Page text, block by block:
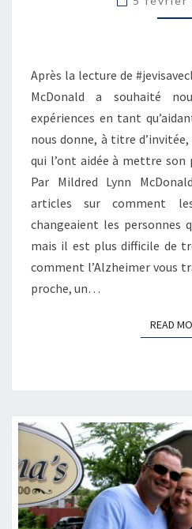
Après la lecture de
McDonald a souhaité
expériences en tant
nous donne, à titre
qui l’ont aidée à mettre son
Par Mildred Lynn
articles sur comment
changeaient les personnes
mais il est plus difficile de
comment l’Alzheimer vous
proche, un…
READ